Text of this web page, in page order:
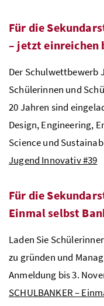
Für die
– jetzt einreichen
Der Schulwettbewerb
Schülerinnen und
20 Jahren sind
Design, Engineering,
Science und
Jugend Innovativ #39
Für die
Einmal selbst
Laden Sie
zu gründen und
Anmeldung bis 3.
SCHULBANKER –